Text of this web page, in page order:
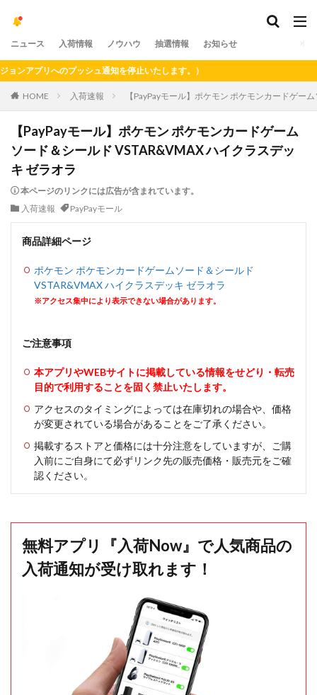
ニュース 入荷情報 ノウハウ 抽選情報 お知らせ
プリへのプッシュ通知を停止いたします。）
HOME 入荷速報 【PayPayモール】ポケモン ポケモンカードゲー
【PayPayモール】ポケモン ポケモンカードゲーム
ソード＆シールド VSTAR&VMAX ハイクラスデッ
キ ゼラオラ
本ページのリンクには広告が含まれています。
入荷速報
PayPayモール
商品詳細ページ
ポケモン ポケモンカードゲームソード＆シールド
VSTAR&VMAX ハイクラスデッキ ゼラオラ
※アクセス集中により表示できない場合があります。
ご注意事項
本アプリやWEBサイトに掲載している情報をせどり・転売
目的で利用することを固く禁止いたします。
アクセスのタイミングによっては在庫切れの場合や、価格
が変更されている場合があることをご了承ください。
掲載するストアと価格には十分注意をしていますが、ご購
入前にご自身にて必ずリンク先の販売価格・販売元をご確
認ください。
無料アプリ『入荷Now』で人気商品の
入荷通知が受け取れます！